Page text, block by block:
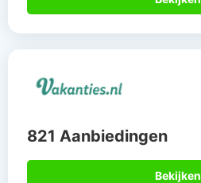
821 Aanbiedingen
Bekijken